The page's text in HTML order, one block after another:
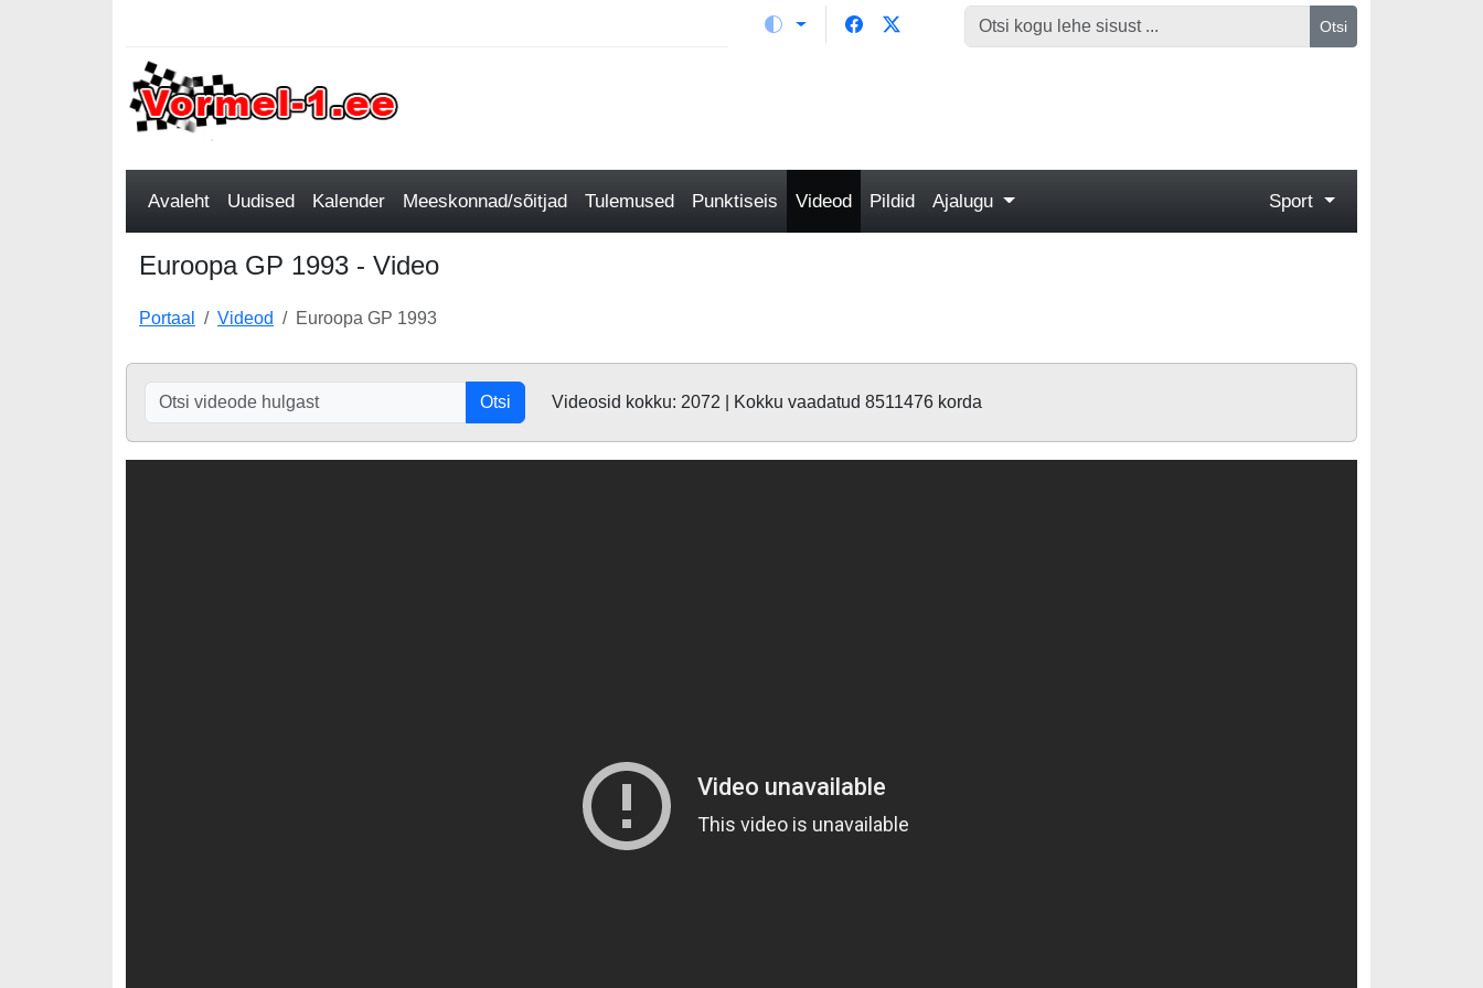
Otsi
Avaleht Uudised Kalender Meeskonnad/sõitjad Tulemused Punktiseis Videod Pildid Ajalugu Sport
Euroopa GP 1993 - Video
Portaal Videod Euroopa GP 1993
Otsi Videosid kokku: 2072 | Kokku vaadatud 8511476 korda